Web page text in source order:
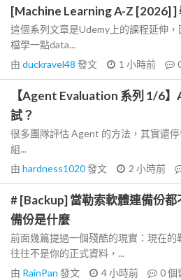
[Machine Learning A-Z [2026] ]
這個系列文章是Udemy上的課程延伸
檔學一點data...
由 duckravel48 發文 1 小時前
【Agent Evaluation 系列 1/6
試？
很多團隊評估 Agent 的方法，其實還
組...
由 hardness1020發文 2 小時前
# [Backup] 當勒索軟體連備份
備份是什麼
前面幾篇提過一個殘酷的現實：現在
往往不是你的正式資料，...
由 RainPan 發文 4 小時前 0個